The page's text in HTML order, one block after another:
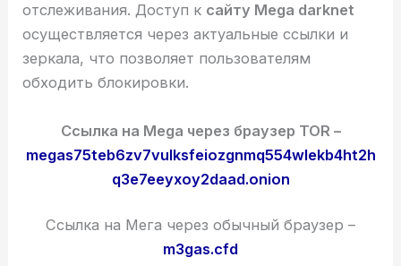
отслеживания. Доступ к сайту Mega darknet
осуществляется через актуальные ссылки и
зеркала, что позволяет пользователям
обходить блокировки.
Ссылка на Mega через браузер TOR –
megas75teb6zv7vulksfeiozgnmq554wlekb4ht2h
q3e7eeyxoy2daad.onion
Ссылка на Мега через обычный браузер –
m3gas.cfd